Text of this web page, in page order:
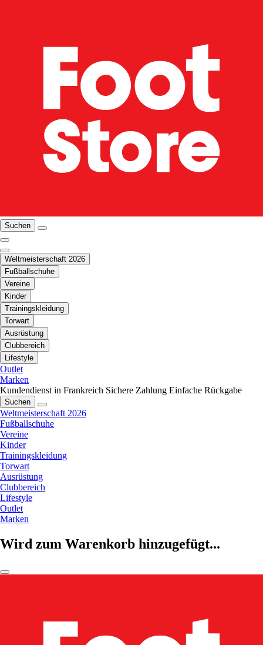
Suchen
Weltmeisterschaft 2026
Fußballschuhe
Vereine
Kinder
Trainingskleidung
Torwart
Ausrüstung
Clubbereich
Lifestyle
Outlet
Marken
Kundendienst in Frankreich Sichere Zahlung Einfache Rückgabe
Suchen
Weltmeisterschaft 2026
Fußballschuhe
Vereine
Kinder
Trainingskleidung
Torwart
Ausrüstung
Clubbereich
Lifestyle
Outlet
Marken
Wird zum Warenkorb hinzugefügt...